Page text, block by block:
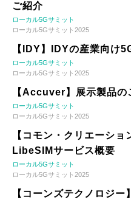
ご紹介
ローカル5Gサミット
ローカル5Gサミット2025
【IDY】IDYの産業向け
ローカル5Gサミット
ローカル5Gサミット2025
【Accuver】展示製品の
ローカル5Gサミット
ローカル5Gサミット2025
【コモン・クリエーシ
LibeSIMサービス概要
ローカル5Gサミット
ローカル5Gサミット2025
【コーンズテクノロジ